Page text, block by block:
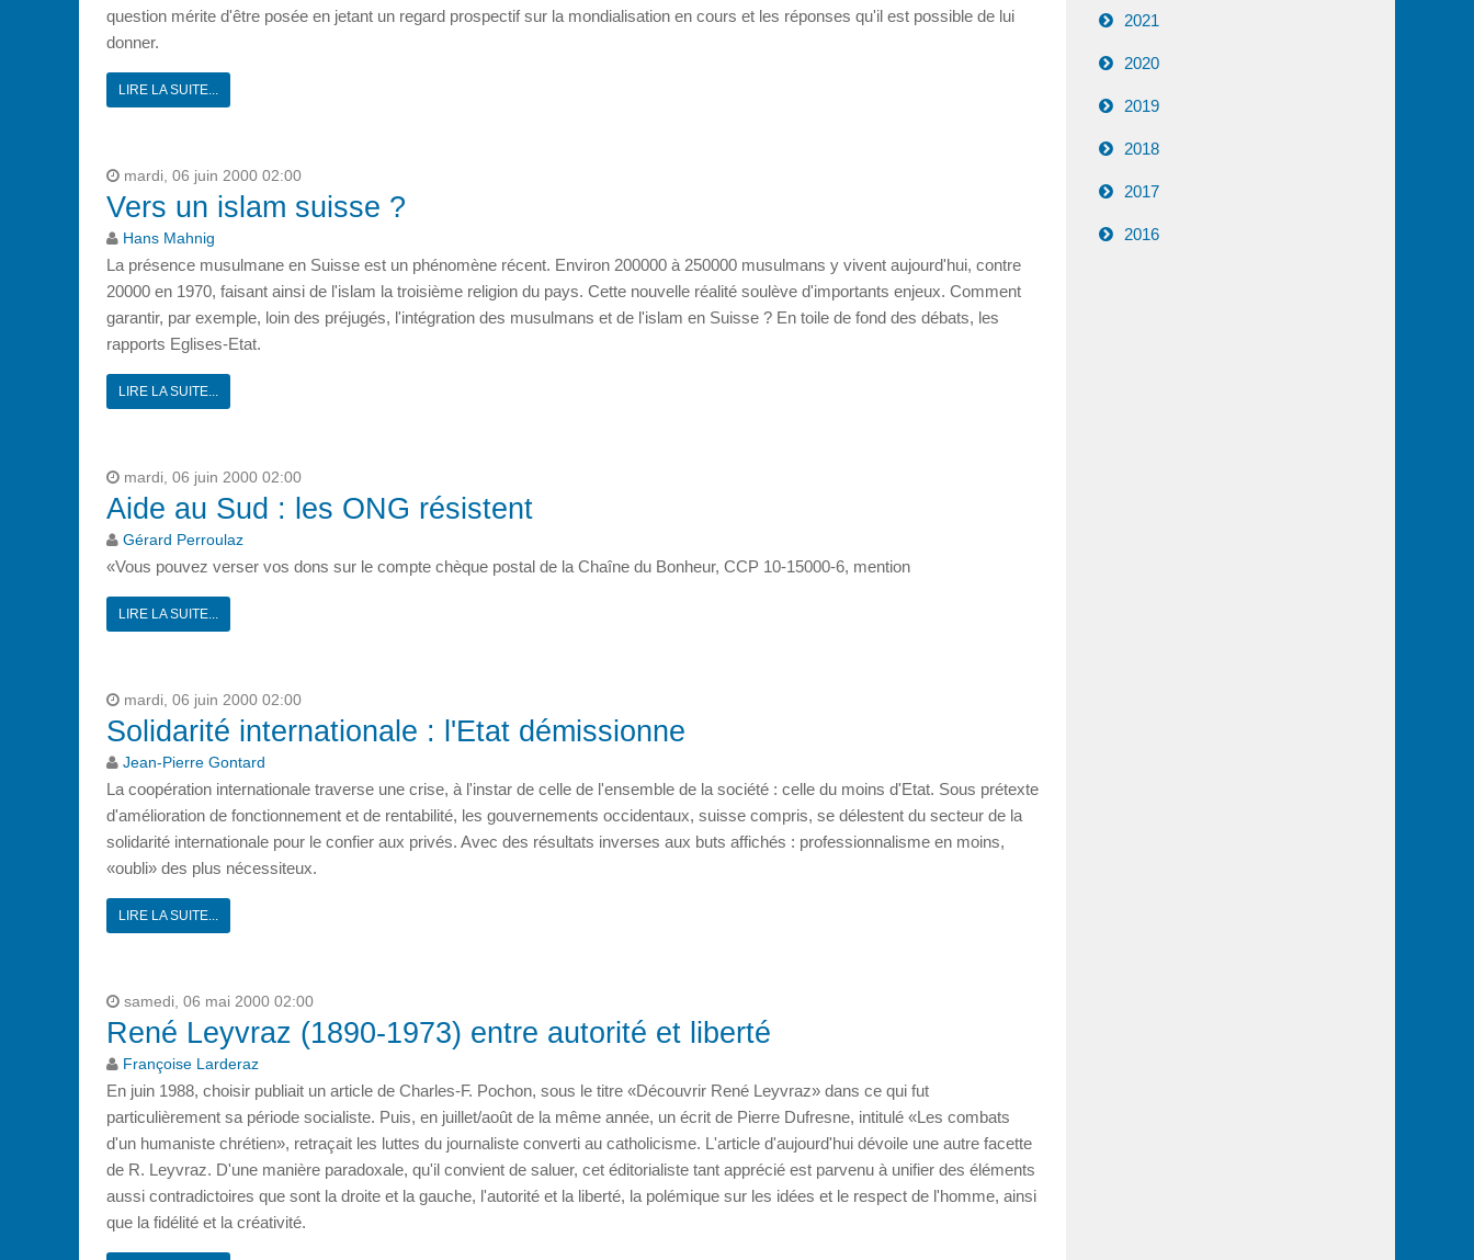
question mérite d'être posée en jetant un regard prospectif sur la mondialisation en cours et les réponses qu'il est possible de lui
donner.
LIRE LA SUITE...
mardi, 06 juin 2000 02:00
Vers un islam suisse ?
Hans Mahnig
La présence musulmane en Suisse est un phénomène récent. Environ 200000 à 250000 musulmans y vivent aujourd'hui, contre
20000 en 1970, faisant ainsi de l'islam la troisième religion du pays. Cette nouvelle réalité soulève d'importants enjeux. Comment
garantir, par exemple, loin des préjugés, l'intégration des musulmans et de l'islam en Suisse ? En toile de fond des débats, les
rapports Eglises-Etat.
LIRE LA SUITE...
mardi, 06 juin 2000 02:00
Aide au Sud : les ONG résistent
Gérard Perroulaz
«Vous pouvez verser vos dons sur le compte chèque postal de la Chaîne du Bonheur, CCP 10-15000-6, mention
LIRE LA SUITE...
mardi, 06 juin 2000 02:00
Solidarité internationale : l'Etat démissionne
Jean-Pierre Gontard
La coopération internationale traverse une crise, à l'instar de celle de l'ensemble de la société : celle du moins d'Etat. Sous prétexte
d'amélioration de fonctionnement et de rentabilité, les gouvernements occidentaux, suisse compris, se délestent du secteur de la
solidarité internationale pour le confier aux privés. Avec des résultats inverses aux buts affichés : professionnalisme en moins,
«oubli» des plus nécessiteux.
LIRE LA SUITE...
samedi, 06 mai 2000 02:00
René Leyvraz (1890-1973) entre autorité et liberté
Françoise Larderaz
En juin 1988, choisir publiait un article de Charles-F. Pochon, sous le titre «Découvrir René Leyvraz» dans ce qui fut
particulièrement sa période socialiste. Puis, en juillet/août de la même année, un écrit de Pierre Dufresne, intitulé «Les combats
d'un humaniste chrétien», retraçait les luttes du journaliste converti au catholicisme. L'article d'aujourd'hui dévoile une autre facette
de R. Leyvraz. D'une manière paradoxale, qu'il convient de saluer, cet éditorialiste tant apprécié est parvenu à unifier des éléments
aussi contradictoires que sont la droite et la gauche, l'autorité et la liberté, la polémique sur les idées et le respect de l'homme, ainsi
que la fidélité et la créativité.
2021
2020
2019
2018
2017
2016